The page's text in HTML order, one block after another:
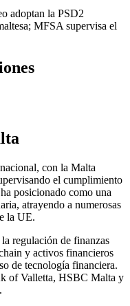
adoptan la PSD2
MFSA supervisa el
con la Malta
el cumplimiento
posicionado como una
atrayendo a numerosas
la UE.
regulación de finanzas
y activos financieros
de tecnología financiera.
of Valletta, HSBC Malta y